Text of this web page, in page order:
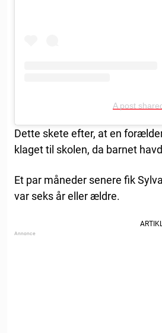
A post
Dette skete efter, at en
klaget til skolen, da barnet
Et par måneder senere fik
var seks år eller ældre.